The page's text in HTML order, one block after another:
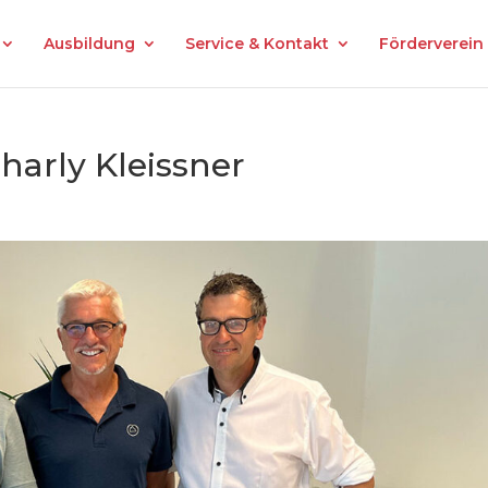
Ausbildung Service & Kontakt Förderverein
Kleissner